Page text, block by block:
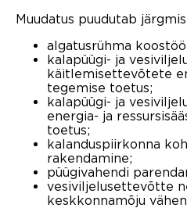
Muudatus puudutab
algatusrühma
kalapüügi- ja
käitlemisettevõtete
tegemise toetus;
kalapüügi- ja
energia- ja
toetus;
kalanduspiirkonna
rakendamine;
püügivahendi
vesiviljelusettevõtte
keskkonnamõju